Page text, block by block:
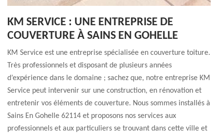
KM SERVICE : UNE ENTREPRISE DE
COUVERTURE À SAINS EN GOHELLE
KM Service est une entreprise spécialisée en couverture toiture.
Très professionnels et disposant de plusieurs années
d’expérience dans le domaine ; sachez que, notre entreprise KM
Service peut intervenir sur une construction, en rénovation et
entretenir vos éléments de couverture. Nous sommes installés à
Sains En Gohelle 62114 et proposons nos services aux
professionnels et aux particuliers se trouvant dans cette ville et